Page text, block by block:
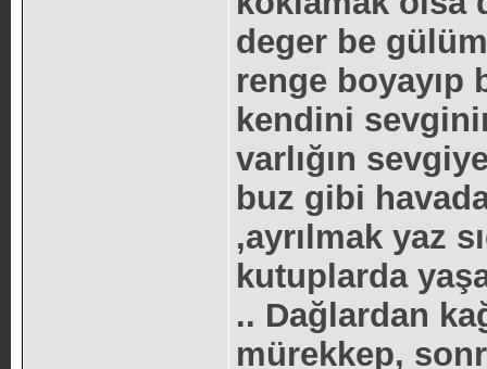
deger be
renge boyayıp
kendini
varlığın
buz gibi
,ayrılmak yaz
kutuplarda
.. Dağlardan
mürekkep,